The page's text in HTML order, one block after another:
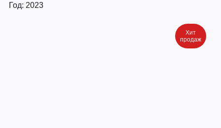
Год: 2023
Хит
продаж